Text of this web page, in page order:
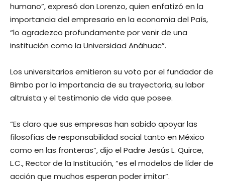
humano”, expresó don Lorenzo, quien enfatizó en la
importancia del empresario en la economía del País,
“lo agradezco profundamente por venir de una
institución como la Universidad Anáhuac”.
Los universitarios emitieron su voto por el fundador de
Bimbo por la importancia de su trayectoria, su labor
altruista y el testimonio de vida que posee.
“Es claro que sus empresas han sabido apoyar las
filosofías de responsabilidad social tanto en México
como en las fronteras”, dijo el Padre Jesús L. Quirce,
L.C., Rector de la Institución, “es el modelos de líder de
acción que muchos esperan poder imitar”.